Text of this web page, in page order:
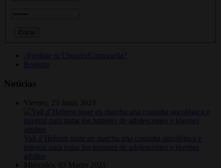
¿Perdiste tu Usuario/Contraseña?
Registro
Noticias
Viernes, 23 Junio 2023
Vall d’Hebron pone en marcha una consulta oncológica e
integral para tratar los tumores de adolescentes y jóvenes
adultos
Miércoles, 03 Marzo 2021